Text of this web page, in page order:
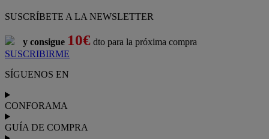
SUSCRÍBETE A LA NEWSLETTER
y consigue 10€ dto para la próxima compra
SUSCRIBIRME
SÍGUENOS EN
CONFORAMA
GUÍA DE COMPRA